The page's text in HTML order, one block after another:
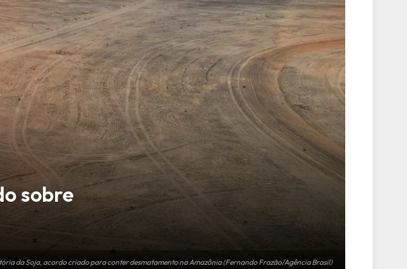
da Soja, acordo criado para conter desmatamento na Amazônia (Fernando Frazão/Agência Brasil)
sobre